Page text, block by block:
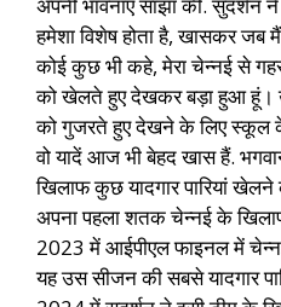
हमेशा विशेष होता है, खासकर
कोई कुछ भी कहे, मेरा चेन्नई से
को खेलते हुए देखकर बड़ा हुआ हूं।
को गुजरते हुए देखने के लिए स्कूल
वो यादें आज भी बेहद खास हैं.
खिलाफ कुछ यादगार पारियां
अपना पहला शतक चेन्नई के
2023 में आईपीएल फाइनल में
यह उस सीजन की सबसे यादगार